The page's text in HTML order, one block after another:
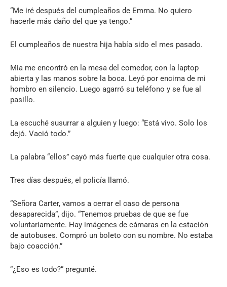
“Me iré después del cumpleaños de Emma. No quiero
hacerle más daño del que ya tengo.”
El cumpleaños de nuestra hija había sido el mes pasado.
Mia me encontró en la mesa del comedor, con la laptop
abierta y las manos sobre la boca. Leyó por encima de mi
hombro en silencio. Luego agarró su teléfono y se fue al
pasillo.
La escuché susurrar a alguien y luego: “Está vivo. Solo los
dejó. Vació todo.”
La palabra “ellos” cayó más fuerte que cualquier otra cosa.
Tres días después, el policía llamó.
“Señora Carter, vamos a cerrar el caso de persona
desaparecida”, dijo. “Tenemos pruebas de que se fue
voluntariamente. Hay imágenes de cámaras en la estación
de autobuses. Compró un boleto con su nombre. No estaba
bajo coacción.”
“¿Eso es todo?” pregunté.